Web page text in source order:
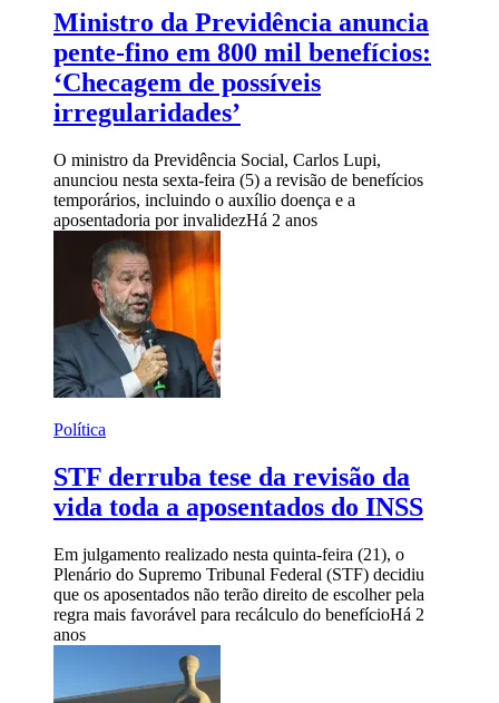
Ministro da Previdência anuncia
pente-fino em 800 mil benefícios:
‘Checagem de possíveis
irregularidades’
O ministro da Previdência Social, Carlos Lupi,
anunciou nesta sexta-feira (5) a revisão de benefícios
temporários, incluindo o auxílio doença e a
aposentadoria por invalidezHá 2 anos
Política
STF derruba tese da revisão da
vida toda a aposentados do INSS
Em julgamento realizado nesta quinta-feira (21), o
Plenário do Supremo Tribunal Federal (STF) decidiu
que os aposentados não terão direito de escolher pela
regra mais favorável para recálculo do benefícioHá 2
anos